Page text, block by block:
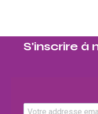
S'inscrire à